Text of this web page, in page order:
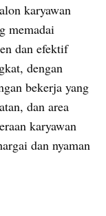
karyawan
memadai
dan efektif
dengan
bekerja yang
dan area
karyawan
dan nyaman